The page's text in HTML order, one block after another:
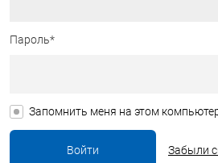
Пароль*
Запомнить меня на этом
Забыли